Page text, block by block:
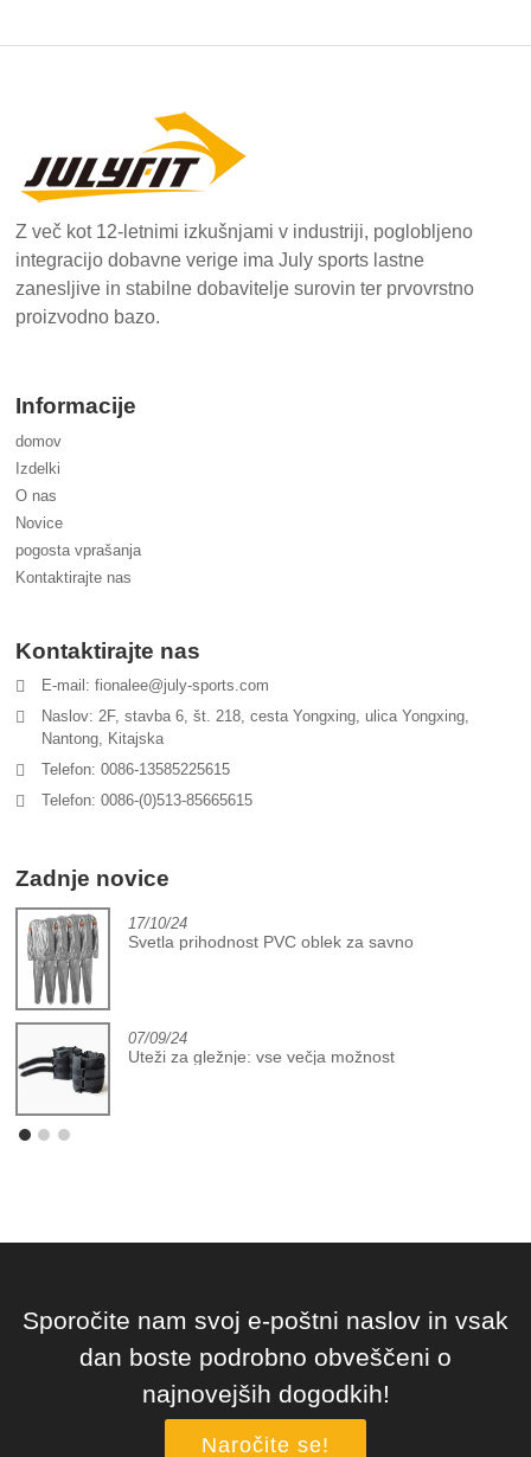
Z več kot 12-letnimi izkušnjami v industriji, poglobljeno
integracijo dobavne verige ima July sports lastne
zanesljive in stabilne dobavitelje surovin ter prvovrstno
proizvodno bazo.
Informacije
domov
Izdelki
O nas
Novice
pogosta vprašanja
Kontaktirajte nas
Kontaktirajte nas
E-mail: fionalee@july-sports.com
Naslov: 2F, stavba 6, št. 218, cesta Yongxing, ulica Yongxing,
Nantong, Kitajska
Telefon: 0086-13585225615
Telefon: 0086-(0)513-85665615
Zadnje novice
17/10/24
Svetla prihodnost PVC oblek za savno
07/09/24
Uteži za gležnje: vse večja možnost
Sporočite nam svoj e-poštni naslov in vsak
dan boste podrobno obveščeni o
najnovejših dogodkih!
Naročite se!